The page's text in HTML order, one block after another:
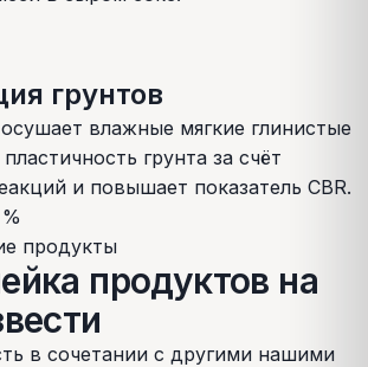
грунтов
влажные мягкие глинистые
грунта за счёт
и повышает показатель CBR.
продукты
продуктов на
в сочетании с другими нашими